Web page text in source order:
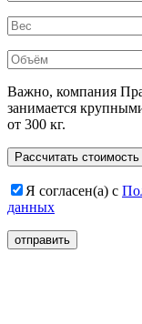
Важно, компания
занимается
от 300 кг.
Расcчитать
Я согласен(а) с
данных